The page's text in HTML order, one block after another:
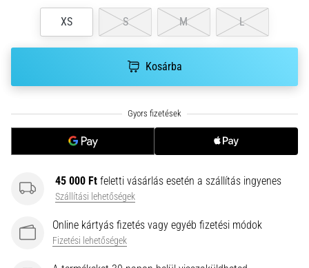
2026.08.06.
11 perces olvasási idő
Okok,
és
megelőzés
más
iliotibiális
szalag
XS S M L
Kosárba
45 000 Ft feletti vásárlás esetén a szállítás ingyenes
Szállítási lehetőségek
Online kártyás fizetés vagy egyéb fizetési módok
Fizetési lehetőségek